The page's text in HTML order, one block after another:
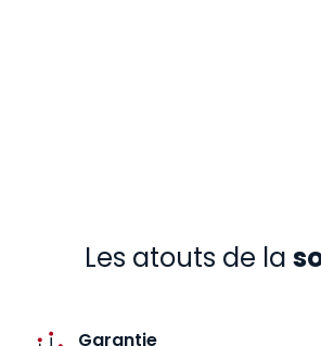
Les atouts de la
Garantie